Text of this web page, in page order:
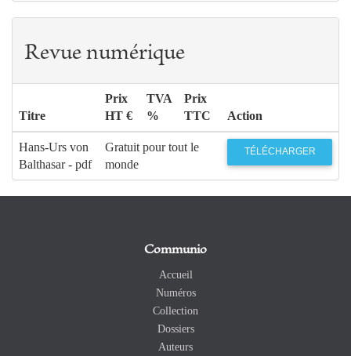
Revue numérique
Titre
Prix
HT €
TVA
%
Prix
TTC
Action
Hans-Urs von
Balthasar - pdf
Gratuit pour tout le
monde
TÉLÉCHARGER
Communio
Accueil
Numéros
Collection
Dossiers
Auteurs